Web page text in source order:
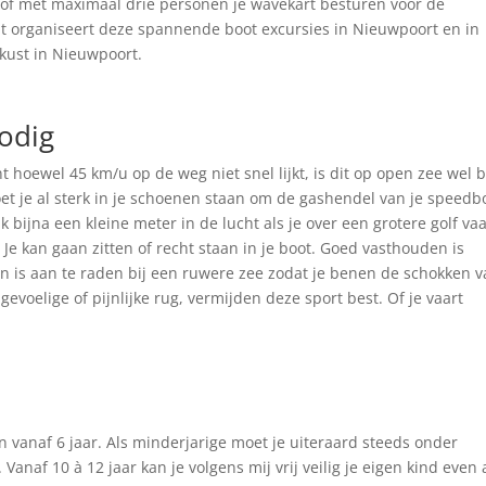
deze spannende boot excursies in Nieuwpoort en in
in Nieuwpoort.
hoewel 45 km/u op de weg niet snel lijkt, is dit op open zee wel
je al sterk in je schoenen staan om de gashendel van je
bijna een kleine meter in de lucht als je over een grotere golf
kan gaan zitten of recht staan in je boot. Goed vasthouden is
is aan te raden bij een ruwere zee zodat je benen de schokken
of pijnlijke rug, vermijden deze sport best. Of je vaart
vanaf 6 jaar. Als minderjarige moet je uiteraard steeds onder
10 à 12 jaar kan je volgens mij vrij veilig je eigen kind even